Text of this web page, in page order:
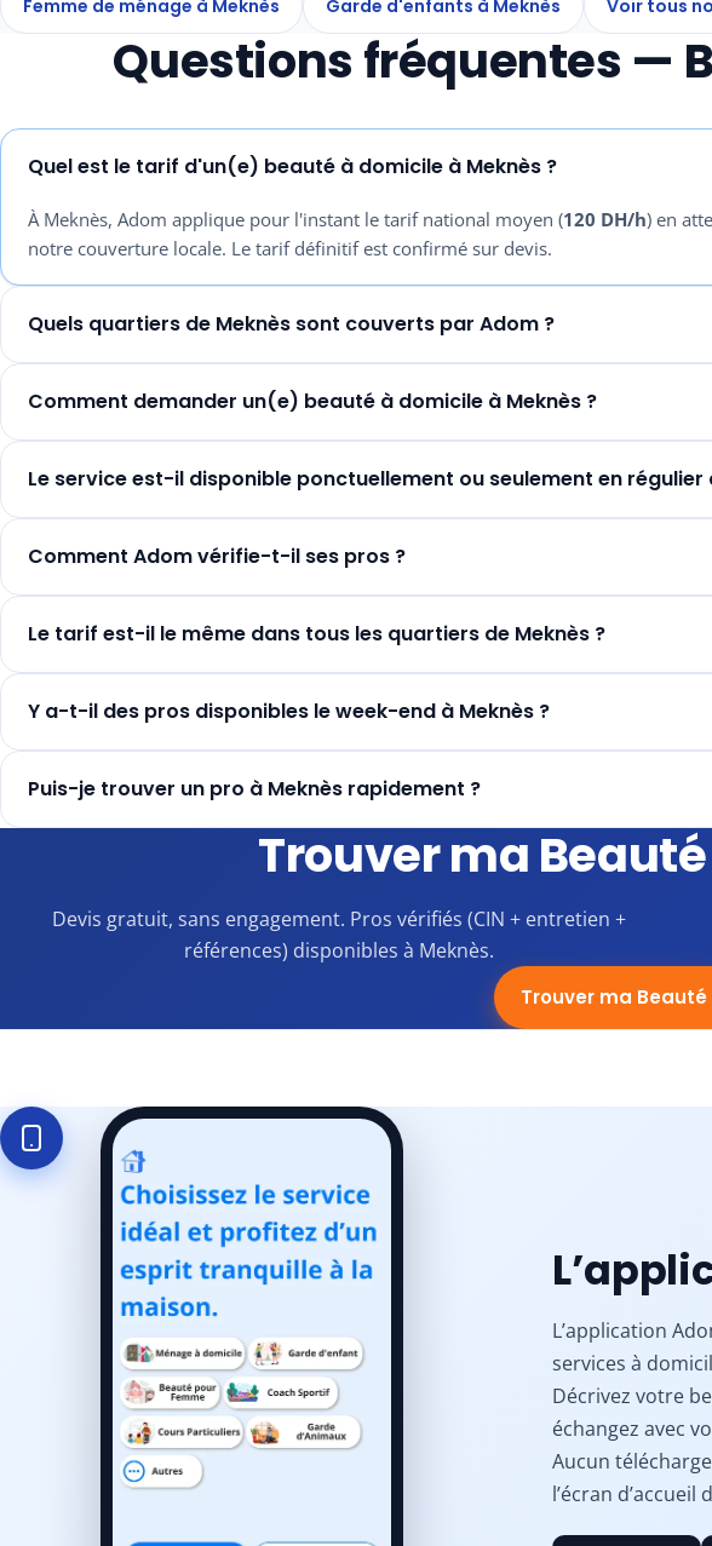
Femme de ménage à Meknès Garde d'enfants à Meknès Voir tous
Questions fréquentes —
Quel est le tarif d'un(e) beauté à domicile à Meknès ?
À Meknès, Adom applique pour l'instant le tarif national moyen (120 DH/h) en
notre couverture locale. Le tarif définitif est confirmé sur devis.
Quels quartiers de Meknès sont couverts par Adom ?
Comment demander un(e) beauté à domicile à Meknès ?
Le service est-il disponible ponctuellement ou seulement en régulier
Comment Adom vérifie-t-il ses pros ?
Le tarif est-il le même dans tous les quartiers de Meknès ?
Y a-t-il des pros disponibles le week-end à Meknès ?
Puis-je trouver un pro à Meknès rapidement ?
Trouver ma
Devis gratuit, sans engagement. Pros vérifiés (CIN + entretien +
références) disponibles à Meknès.
Trouver ma
L’application
services à
Décrivez votre
échangez avec
Aucun
l’écran